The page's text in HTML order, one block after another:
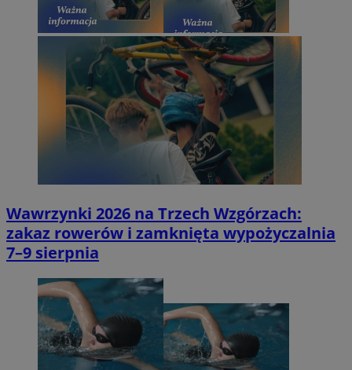
Wawrzynki 2026 na Trzech Wzgórzach:
zakaz rowerów i zamknięta wypożyczalnia
7–9 sierpnia